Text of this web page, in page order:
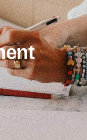
ent